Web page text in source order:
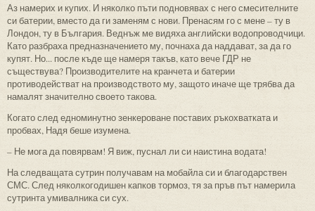
Аз намерих и купих. И няколко пъти подновявах с него смесителните
си батерии, вместо да ги заменям с нови. Пренасям го с мене – ту в
Лондон, ту в България. Веднъж ме видяха английски водопроводчици.
Като разбраха предназначението му, почнаха да наддават, за да го
купят. Но... после къде ще намеря такъв, като вече ГДР не
съществува? Производителите на кранчета и батерии
противодействат на производството му, защото иначе ще трябва да
намалят значително своето такова.
Когато след едноминутно зенкероване поставих ръкохватката и
пробвах, Надя беше изумена.
– Не мога да повярвам! Я виж, пуснал ли си наистина водата!
На следващата сутрин получавам на мобайла си и благодарствен
СМС. След няколкогодишен капков тормоз, тя за пръв път намерила
сутринта умивалника си сух.